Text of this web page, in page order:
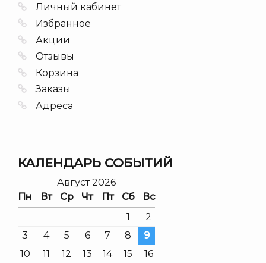
Личный кабинет
Избранное
Акции
Отзывы
Корзина
Заказы
Адреса
КАЛЕНДАРЬ СОБЫТИЙ
Август 2026
Пн
Вт Ср Чт Пт Сб
Вс
1
2
3
4 5 6 7 8
9
10
11 12 13 14 15 16